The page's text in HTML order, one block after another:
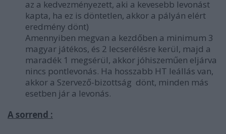
az a kedvezményezett, aki a kevesebb levonást
kapta, ha ez is döntetlen, akkor a pályán elért
eredmény dönt)
Amennyiben megvan a kezdőben a minimum 3
magyar játékos, és 2 lecserélésre kerül, majd a
maradék 1 megsérül, akkor jóhiszeműen eljárva
nincs pontlevonás. Ha hosszabb HT leállás van,
akkor a Szervező-bizottság dönt, minden más
esetben jár a levonás.
A sorrend :